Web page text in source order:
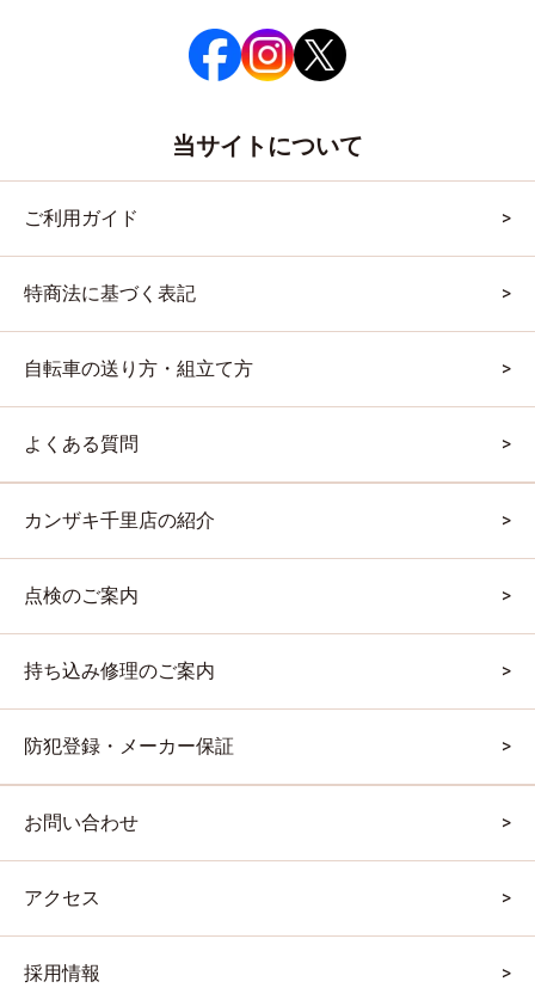
当サイトについて
ご利用ガイド
特商法に基づく表記
自転車の送り方・組立て方
よくある質問
カンザキ千里店の紹介
点検のご案内
持ち込み修理のご案内
防犯登録・メーカー保証
お問い合わせ
アクセス
採用情報